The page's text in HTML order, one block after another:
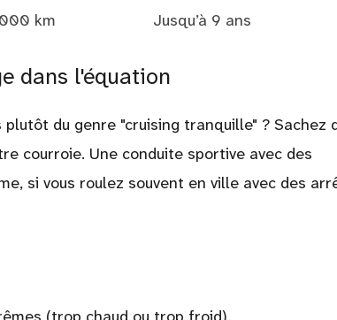
km Jusqu’à 9 ans
dans l'équation
du genre "cruising tranquille" ? Sachez
courroie. Une conduite sportive avec des
si vous roulez souvent en ville avec des